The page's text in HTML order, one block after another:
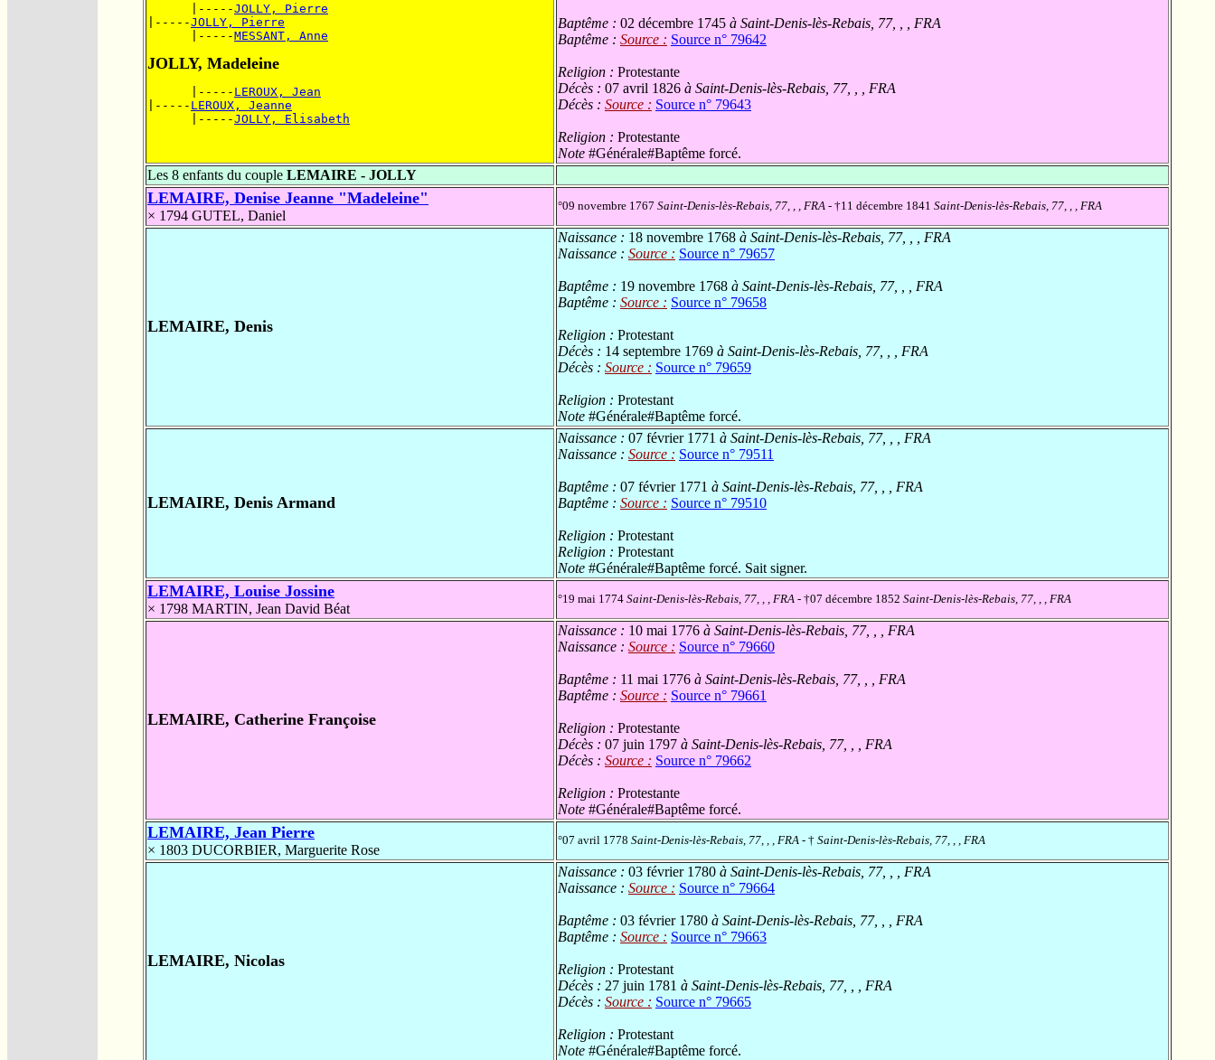
      |-----
JOLLY, Pierre
|-----JOLLY, Pierre
      |-----
MESSANT, Anne
JOLLY, Madeleine
      |-----
LEROUX, Jean
|----- LEROUX, Jeanne
      |-----
JOLLY, Elisabeth
Baptême : 02 décembre 1745 à Saint-Denis-lès-Rebais, 77, , , FRA
Baptême : Source : Source n° 79642
Religion : Protestante
Décès : 07 avril 1826 à Saint-Denis-lès-Rebais, 77, , , FRA
Décès : Source : Source n° 79643
Religion : Protestante
Note #Générale#Baptême forcé.
Les 8 enfants du couple LEMAIRE - JOLLY
LEMAIRE, Denise Jeanne "Madeleine"
× 1794 GUTEL, Daniel
°09 novembre 1767 Saint-Denis-lès-Rebais, 77, , , FRA - †11 décembre 1841 Saint-Denis-lès-Rebais, 77, , , FRA
LEMAIRE, Denis
Naissance : 18 novembre 1768 à Saint-Denis-lès-Rebais, 77, , , FRA
Naissance : Source : Source n° 79657
Baptême : 19 novembre 1768 à Saint-Denis-lès-Rebais, 77, , , FRA
Baptême : Source : Source n° 79658
Religion : Protestant
Décès : 14 septembre 1769 à Saint-Denis-lès-Rebais, 77, , , FRA
Décès : Source : Source n° 79659
Religion : Protestant
Note #Générale#Baptême forcé.
LEMAIRE, Denis Armand
Naissance : 07 février 1771 à Saint-Denis-lès-Rebais, 77, , , FRA
Naissance : Source : Source n° 79511
Baptême : 07 février 1771 à Saint-Denis-lès-Rebais, 77, , , FRA
Baptême : Source : Source n° 79510
Religion : Protestant
Religion : Protestant
Note #Générale#Baptême forcé. Sait signer.
LEMAIRE, Louise Jossine
× 1798 MARTIN, Jean David Béat
°19 mai 1774 Saint-Denis-lès-Rebais, 77, , , FRA - †07 décembre 1852 Saint-Denis-lès-Rebais, 77, , , FRA
LEMAIRE, Catherine Françoise
Naissance : 10 mai 1776 à Saint-Denis-lès-Rebais, 77, , , FRA
Naissance : Source : Source n° 79660
Baptême : 11 mai 1776 à Saint-Denis-lès-Rebais, 77, , , FRA
Baptême : Source : Source n° 79661
Religion : Protestante
Décès : 07 juin 1797 à Saint-Denis-lès-Rebais, 77, , , FRA
Décès : Source : Source n° 79662
Religion : Protestante
Note #Générale#Baptême forcé.
LEMAIRE, Jean Pierre
× 1803 DUCORBIER, Marguerite Rose
°07 avril 1778 Saint-Denis-lès-Rebais, 77, , , FRA - † Saint-Denis-lès-Rebais, 77, , , FRA
LEMAIRE, Nicolas
Naissance : 03 février 1780 à Saint-Denis-lès-Rebais, 77, , , FRA
Naissance : Source : Source n° 79664
Baptême : 03 février 1780 à Saint-Denis-lès-Rebais, 77, , , FRA
Baptême : Source : Source n° 79663
Religion : Protestant
Décès : 27 juin 1781 à Saint-Denis-lès-Rebais, 77, , , FRA
Décès : Source : Source n° 79665
Religion : Protestant
Note #Générale#Baptême forcé.